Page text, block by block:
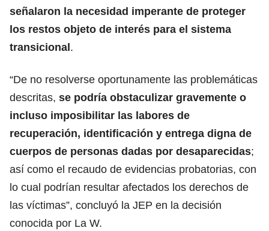
señalaron la necesidad imperante de proteger
los restos objeto de interés para el sistema
transicional.
“De no resolverse oportunamente las problemáticas
descritas, se podría obstaculizar gravemente o
incluso imposibilitar las labores de
recuperación, identificación y entrega digna de
cuerpos de personas dadas por desaparecidas;
así como el recaudo de evidencias probatorias, con
lo cual podrían resultar afectados los derechos de
las víctimas”, concluyó la JEP en la decisión
conocida por La W.